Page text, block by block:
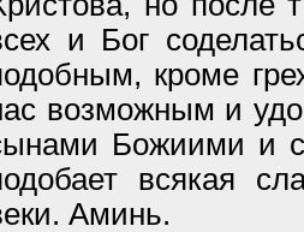
и Бог
кроме
возможным и
Божиими и
всякая
Аминь.